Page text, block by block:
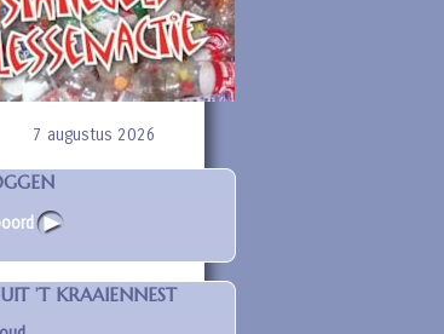
7 augustus 2026
’T KRAAIENNEST